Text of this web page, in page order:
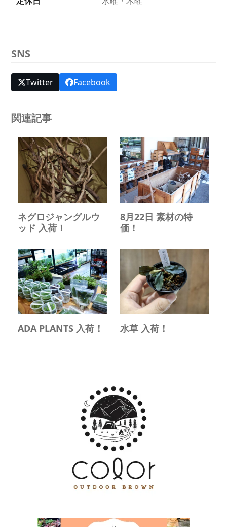
SNS
Twitter Facebook
関連記事
ネグロジャングルウ
ッド 入荷！
8月22日 素材の特
価！
ADA PLANTS 入荷！ 水草 入荷！